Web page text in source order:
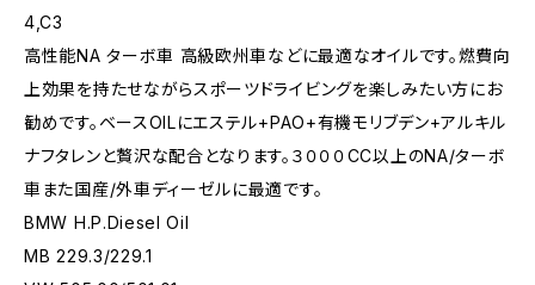
4,C3
高性能NA ターボ車 高級欧州車などに最適なオイルです。燃費向
上効果を持たせながらスポーツドライビングを楽しみたい方にお
勧めです。ベースOILにエステル+PAO+有機モリブデン+アルキル
ナフタレンと贅沢な配合となります。３０００CC以上のNA/ターボ
車また国産/外車ディーゼルに最適です。
BMW H.P.Diesel Oil
MB 229.3/229.1